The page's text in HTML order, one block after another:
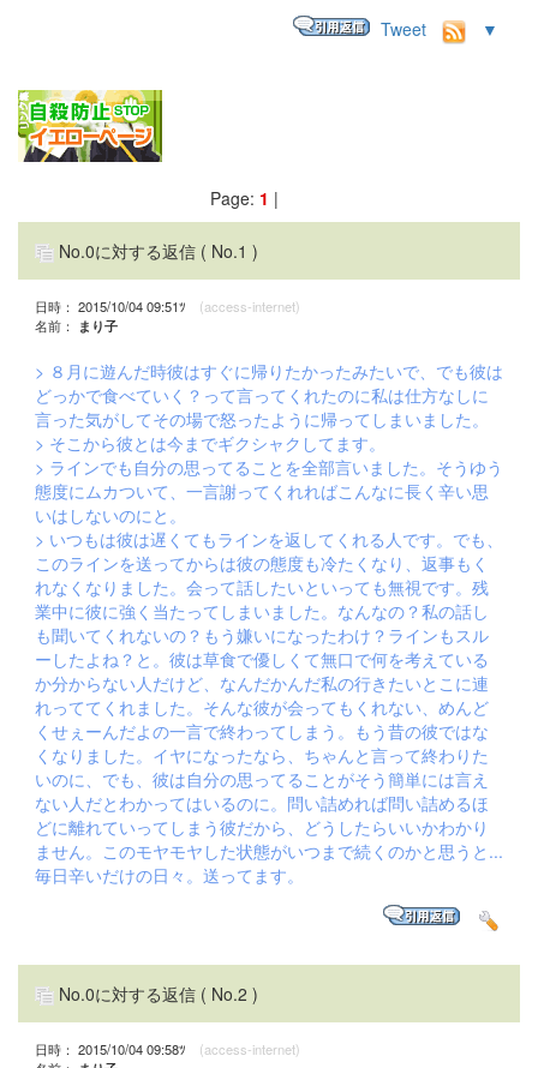
Tweet
▼
Page: 1 |
No.0に対する返信 ( No.1 )
日時： 2015/10/04 09:51ﾂ (access-internet)
名前：
まり子
> ８月に遊んだ時彼はすぐに帰りたかったみたいで、でも彼は
どっかで食べていく？って言ってくれたのに私は仕方なしに
言った気がしてその場で怒ったように帰ってしまいました。
> そこから彼とは今までギクシャクしてます。
> ラインでも自分の思ってることを全部言いました。そうゆう
態度にムカついて、一言謝ってくれればこんなに長く辛い思
いはしないのにと。
> いつもは彼は遅くてもラインを返してくれる人です。でも、
このラインを送ってからは彼の態度も冷たくなり、返事もく
れなくなりました。会って話したいといっても無視です。残
業中に彼に強く当たってしまいました。なんなの？私の話し
も聞いてくれないの？もう嫌いになったわけ？ラインもスル
ーしたよね？と。彼は草食で優しくて無口で何を考えている
か分からない人だけど、なんだかんだ私の行きたいとこに連
れっててくれました。そんな彼が会ってもくれない、めんど
くせぇーんだよの一言で終わってしまう。もう昔の彼ではな
くなりました。イヤになったなら、ちゃんと言って終わりた
いのに、でも、彼は自分の思ってることがそう簡単には言え
ない人だとわかってはいるのに。問い詰めれば問い詰めるほ
どに離れていってしまう彼だから、どうしたらいいかわかり
ません。このモヤモヤした状態がいつまで続くのかと思うと...
毎日辛いだけの日々。送ってます。
No.0に対する返信 ( No.2 )
日時： 2015/10/04 09:58ﾂ (access-internet)